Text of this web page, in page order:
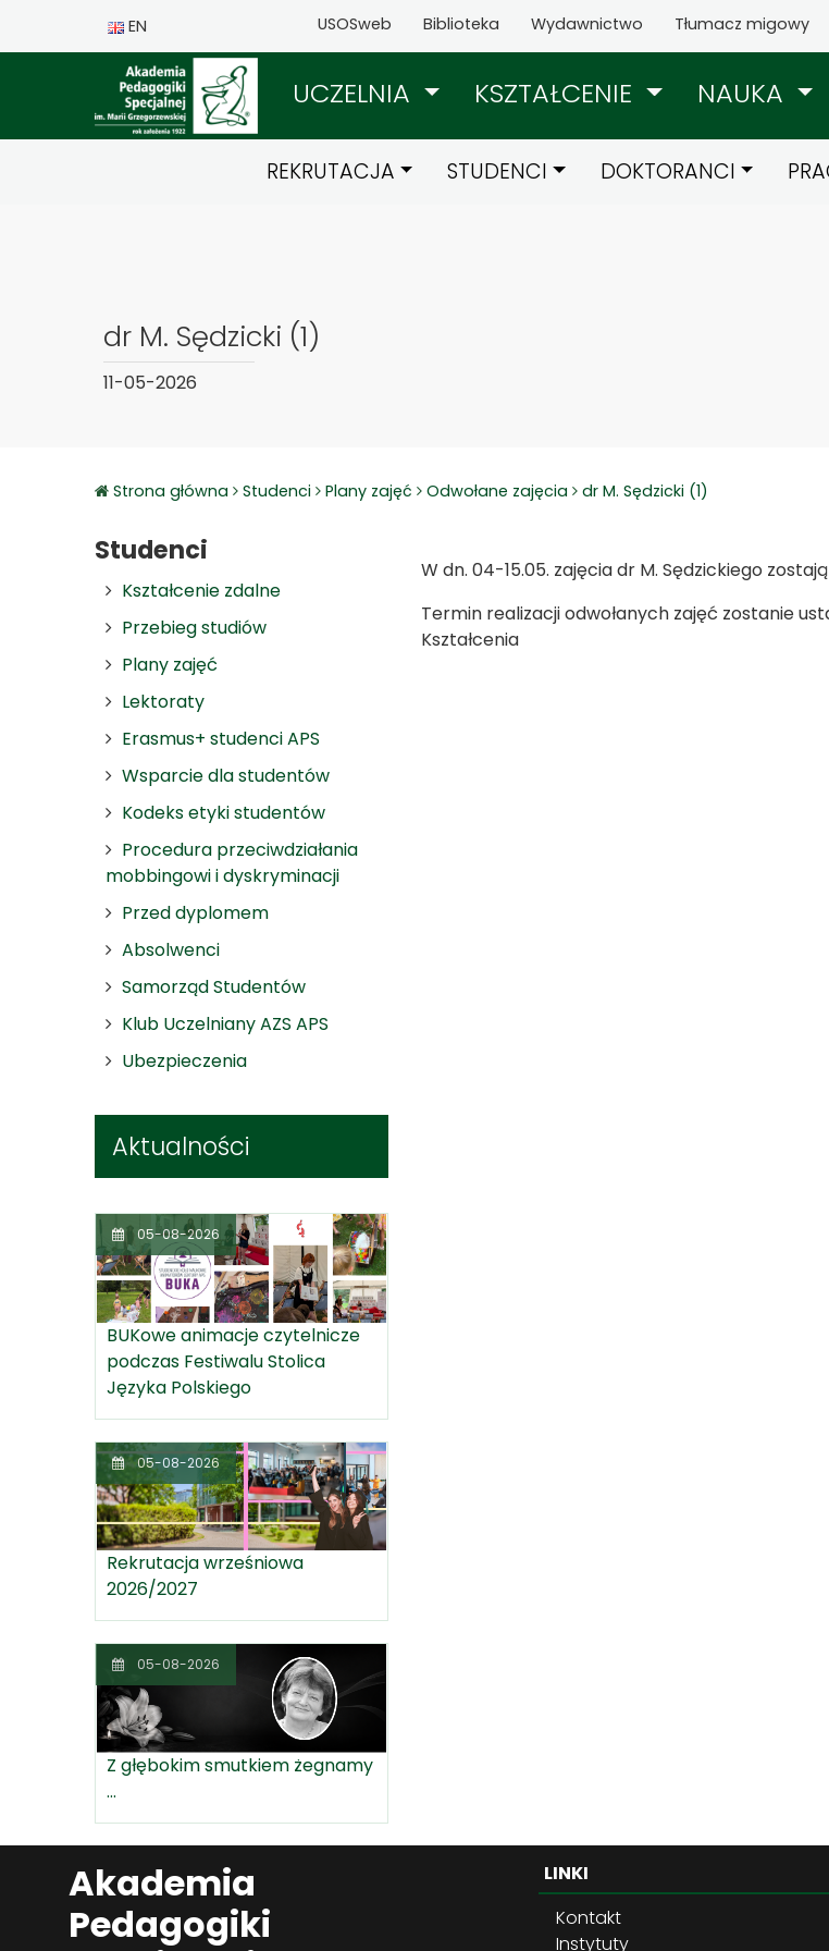
EN USOSweb Biblioteka Wydawnictwo Tłumacz migowy
UCZELNIA KSZTAŁCENIE NAUKA
REKRUTACJA STUDENCI DOKTORANCI
dr M. Sędzicki (1)
11-05-2026
Strona główna Studenci Plany zajęć Odwołane zajęcia dr M. Sędzicki (1)
Studenci
Kształcenie zdalne
Przebieg studiów
Plany zajęć
Lektoraty
Erasmus+ studenci APS
Wsparcie dla studentów
Kodeks etyki studentów
Procedura przeciwdziałania
mobbingowi i dyskryminacji
Przed dyplomem
Absolwenci
Samorząd Studentów
Klub Uczelniany AZS APS
Ubezpieczenia
Aktualności
05-08-2026
BUKowe animacje czytelnicze
podczas Festiwalu Stolica
Języka Polskiego
05-08-2026
Rekrutacja wrześniowa
2026/2027
05-08-2026
Z głębokim smutkiem żegnamy
...
W dn. 04-15.05. zajęcia dr M. Sędzickiego
Termin realizacji odwołanych zajęć zostanie
Kształcenia
Akademia
Pedagogiki
LINKI
Kontakt
Instytuty